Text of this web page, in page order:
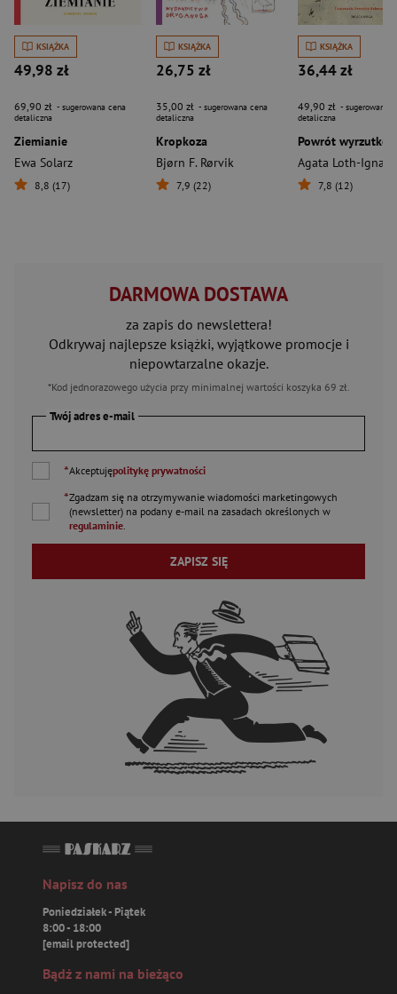
KSIĄŻKA
49,98 zł
69,90 zł - sugerowana cena
detaliczna
Ziemianie
Ewa Solarz
8,8 (17)
KSIĄŻKA
26,75 zł
35,00 zł - sugerowana cena
detaliczna
Kropkoza
Bjørn F. Rørvik
7,9 (22)
KSIĄŻKA
36,44 zł
49,90 zł - sugerowana
detaliczna
Powrót wyrzutków
Agata Loth-
7,8 (12)
DARMOWA DOSTAWA
za zapis do newslettera!
Odkrywaj najlepsze książki, wyjątkowe promocje i
niepowtarzalne okazje.
*Kod jednorazowego użycia przy minimalnej wartości koszyka 69 zł.
Twój adres e-mail
*Akceptujępolitykę prywatności
*Zgadzam się na otrzymywanie wiadomości marketingowych
(newsletter) na podany e-mail na zasadach określonych w
regulaminie.
ZAPISZ SIĘ
Napisz do nas
Poniedziałek - Piątek
8:00 - 18:00
[email protected]
Bądź z nami na bieżąco